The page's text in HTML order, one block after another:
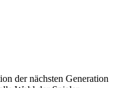
der nächsten Generation